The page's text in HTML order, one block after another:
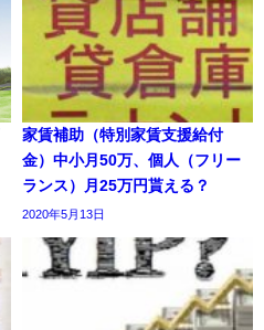
家賃補助（特別家賃支援給付
金）中小月50万、個人（フリー
ランス）月25万円貰える？
2020年5月13日